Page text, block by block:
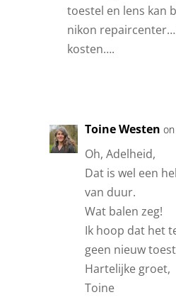
toestel en lens kan
nikon
kosten….
Toine Westen
Oh, Adelheid,
Dat is wel een
van duur.
Wat balen zeg!
Ik hoop dat het
geen nieuw
Hartelijke groet,
Toine